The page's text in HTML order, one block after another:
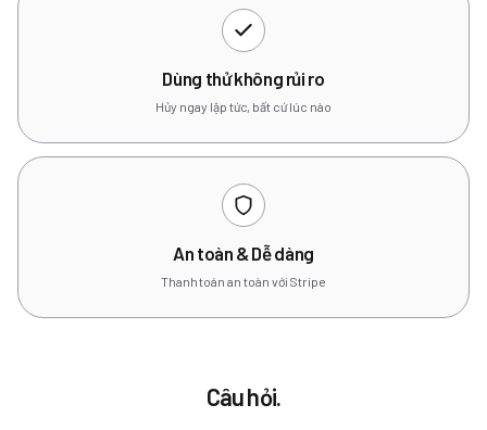
Dùng thử không rủi ro
Hủy ngay lập tức, bất cứ lúc nào
An toàn & Dễ dàng
Thanh toán an toàn với Stripe
Câu hỏi.